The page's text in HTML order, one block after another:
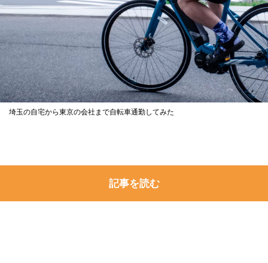
埼玉の自宅から東京の会社まで自転車通勤してみた
記事を読む